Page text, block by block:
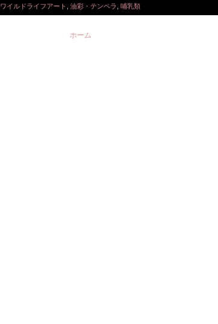
ワイルドライフアート 油彩・テンペラ 哺乳類
ホーム